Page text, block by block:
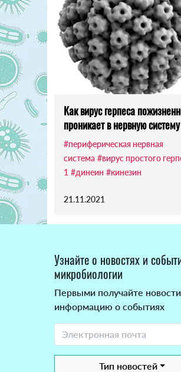
Как вирус герпеса
проникает в нервную систему
#периферическая нервная
система #вирус простого
1 #динеин #кинезин
21.11.2021
Узнайте о новостях и
микробиологии
Первыми получайте
информацию о событиях
Тип новостей